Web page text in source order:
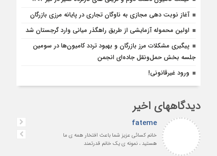
آغاز نوبت دهی مجازی به ناوگان تجاری در پایانه مرزی بازرگان
اولین محموله آزمایشی از طریق راهگذر میانی وارد گرجستان شد
پیگیری مشکلات مرز بازرگان و بهبود تردد کامیون‌ها در سومین
جلسه بخش حمل‌ونقل جاده‌ای انجمن
ورود غیرقانونی!
دیدگاههای اخیر
fateme
خانم کسائی عزیز شما باعث افتخار همه ی ما
هستید ، نمونه ی یک خانم قدرتمند